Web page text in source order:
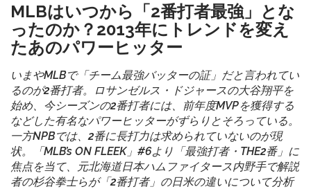
MLBはいつから「2番打者最強」とな
ったのか？2013年にトレンドを変え
たあのパワーヒッター
いまやMLBで「チーム最強バッターの証」だと言われてい
るのが2番打者。ロサンゼルス・ドジャースの大谷翔平を
始め、今シーズンの2番打者には、前年度MVPを獲得する
などした有名なパワーヒッターがずらりとそろっている。
一方NPBでは、2番に長打力は求められていないのが現
状。「MLB’s ON FLEEK」#6より「最強打者・THE2番」に
焦点を当て、元北海道日本ハムファイタース内野手で解説
者の杉谷拳士らが「2番打者」の日米の違いについて分析